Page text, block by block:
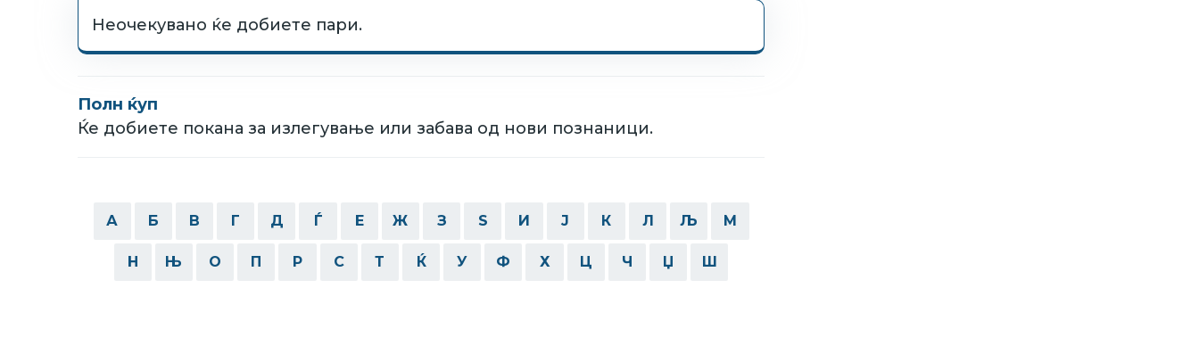
Неочекувано ќе добиете пари.
Полн ќуп
Ќе добиете покана за излегување или забава од нови познаници.
А Б В Г Д Ѓ Е Ж З Ѕ И Ј К Л Љ М
Н Њ О П Р С Т Ќ У Ф Х Ц Ч Џ Ш